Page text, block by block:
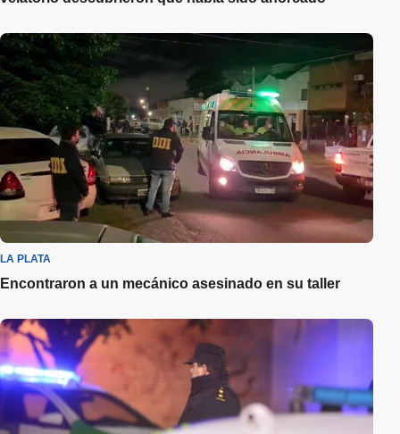
LA PLATA
Encontraron a un mecánico asesinado en su taller